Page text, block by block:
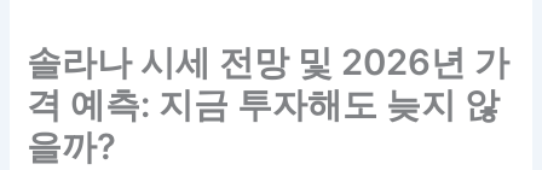
솔라나 시세 전망 및 2026년 가
격 예측: 지금 투자해도 늦지 않
을까?